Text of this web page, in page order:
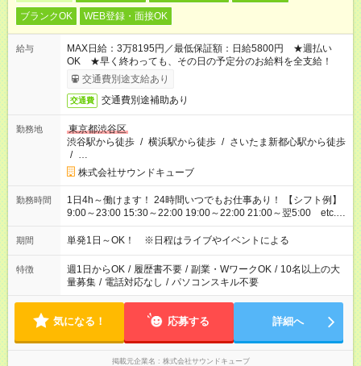
ブランクOK
WEB登録・面接OK
給与
MAX日給：3万8195円／最低保証額：日給5800円 ★週払い
OK ★早く終わっても、その日の予定分のお給料を全支給！
交通費別途支給あり
交通費 交通費別途補助あり
勤務地
東京都渋谷区
渋谷駅から徒歩 / 横浜駅から徒歩 / さいたま新都心駅から徒歩
/ …
株式会社サウンドキューブ
勤務時間
1日4h～働けます！ 24時間いつでもお仕事あり！ 【シフト例】
9:00～23:00 15:30～22:00 19:00～22:00 21:00～翌5:00 etc...
※現場により異なります 【日給例】 案内／1万5743円（9:00～
23:00） グッズ販売／1万5503円（8:00～22:00） 会場準備／
5:00）
期間 単発1日～OK！ ※日程はライブやイベントによる
特徴 週1日からOK / 履歴書不要 / 副業・WワークOK / 10名以上の大
量募集 / 電話対応なし / パソコンスキル不要
気になる！ 応募する 詳細へ
掲載元企業名 株式会社サウンドキューブ